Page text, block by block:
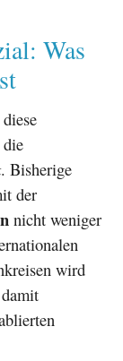
Was
. Bisherige
der
nicht weniger
wird